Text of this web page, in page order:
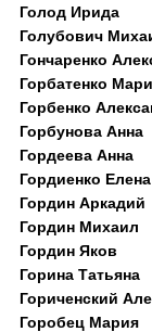
Голод Ирида
Голубович
Гончаренко
Горбатенко
Горбенко
Горбунова Анна
Гордеева Анна
Гордиенко Елена
Гордин Аркадий
Гордин Михаил
Гордин Яков
Горина Татьяна
Гориченский
Горобец Мария